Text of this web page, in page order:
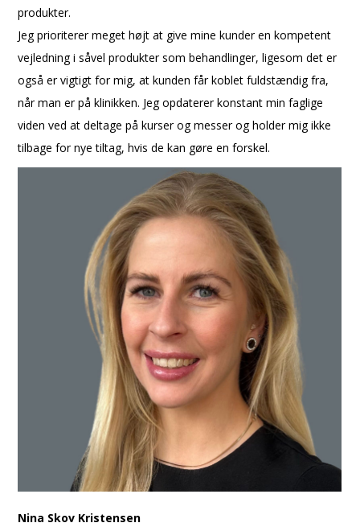
produkter.
Jeg prioriterer meget højt at give mine kunder en kompetent
vejledning i såvel produkter som behandlinger, ligesom det er
også er vigtigt for mig, at kunden får koblet fuldstændig fra,
når man er på klinikken. Jeg opdaterer konstant min faglige
viden ved at deltage på kurser og messer og holder mig ikke
tilbage for nye tiltag, hvis de kan gøre en forskel.
Nina Skov Kristensen